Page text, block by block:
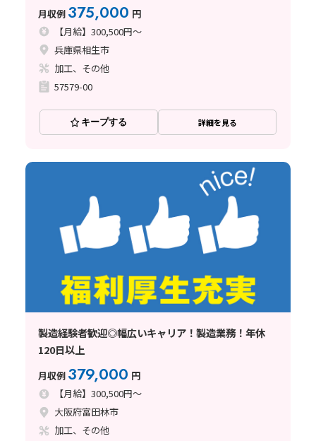
月収例 375,000 円
【月給】300,500円～
兵庫県相生市
加工、その他
57579-00
キープする 詳細を見る
製造経験者歓迎◎幅広いキャリア！製造業務！年休
120日以上
月収例 379,000 円
【月給】300,500円～
大阪府富田林市
加工、その他